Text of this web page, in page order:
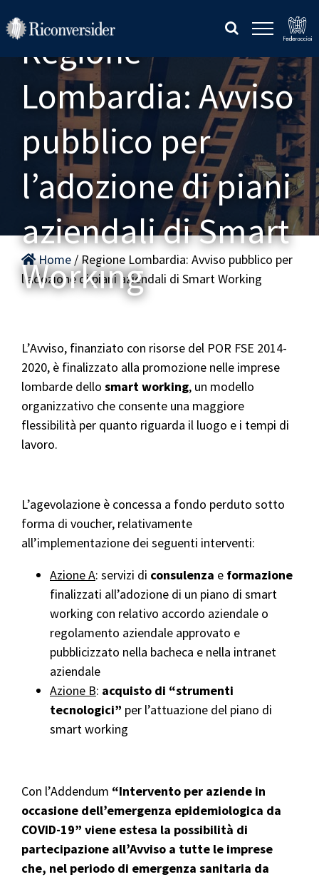
al
Regione
Lombardia: Avviso
pubblico per
l’adozione di piani
aziendali di Smart
Working
Home / Regione Lombardia: Avviso pubblico per
l’adozione di piani aziendali di Smart Working
L’Avviso, finanziato con risorse del POR FSE 2014-
2020, è finalizzato alla promozione nelle imprese
lombarde dello smart working, un modello
organizzativo che consente una maggiore
flessibilità per quanto riguarda il luogo e i tempi di
lavoro.
L’agevolazione è concessa a fondo perduto sotto
forma di voucher, relativamente
all’implementazione dei seguenti interventi:
Azione A: servizi di consulenza e formazione
finalizzati all’adozione di un piano di smart
working con relativo accordo aziendale o
regolamento aziendale approvato e
pubblicizzato nella bacheca e nella intranet
aziendale
Azione B: acquisto di “strumenti
tecnologici” per l’attuazione del piano di
smart working
Con l’Addendum “Intervento per aziende in
occasione dell’emergenza epidemiologica da
COVID-19” viene estesa la possibilità di
partecipazione all’Avviso a tutte le imprese
che, nel periodo di emergenza sanitaria da